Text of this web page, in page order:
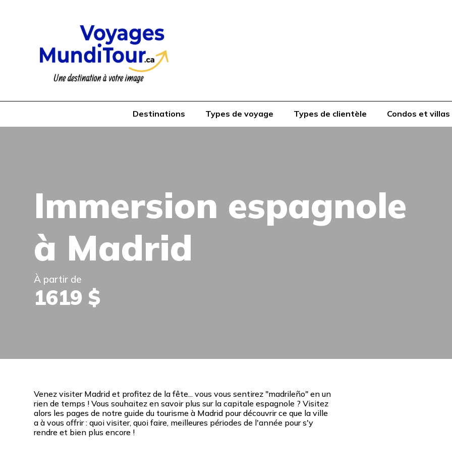
Destinations Types de voyage Types de clientèle Condos et villas
Immersion espagnole
à Madrid
À partir de
1619 $
Venez visiter Madrid et profitez de la fête... vous vous sentirez "madrileño" en un
rien de temps ! Vous souhaitez en savoir plus sur la capitale espagnole ? Visitez
alors les pages de notre guide du tourisme à Madrid pour découvrir ce que la ville
a à vous offrir : quoi visiter, quoi faire, meilleures périodes de l'année pour s'y
rendre et bien plus encore !